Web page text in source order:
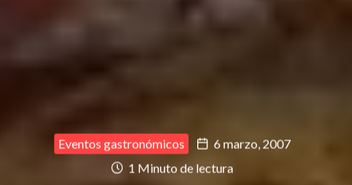
Eventos gastronómicos
6 marzo, 2007
1 Minuto de lectura